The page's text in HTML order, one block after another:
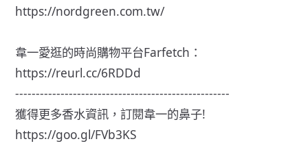
https://nordgreen.com.tw/
韋一愛逛的時尚購物平台Farfetch：
https://reurl.cc/6RDDd
----------------------------------------------------
獲得更多香水資訊，訂閱韋一的鼻子!
https://goo.gl/FVb3KS